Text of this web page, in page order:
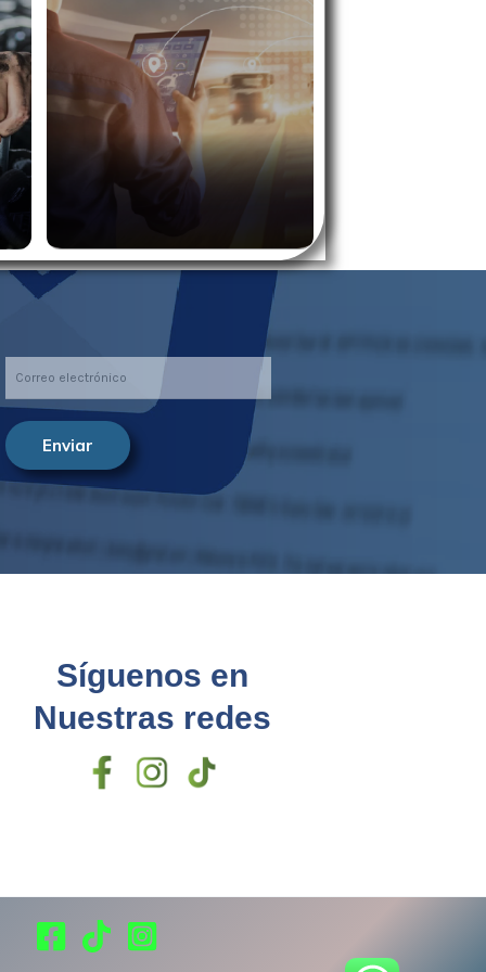
Enviar
Síguenos en
Nuestras redes